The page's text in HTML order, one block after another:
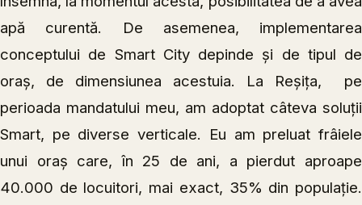
apă curentă. De asemenea, implementarea
conceptului de Smart City depinde și de tipul de
oraș, de dimensiunea acestuia. La Reșița, pe
perioada mandatului meu, am adoptat câteva soluții
Smart, pe diverse verticale. Eu am preluat frâiele
unui oraș care, în 25 de ani, a pierdut aproape
40.000 de locuitori, mai exact, 35% din populație.